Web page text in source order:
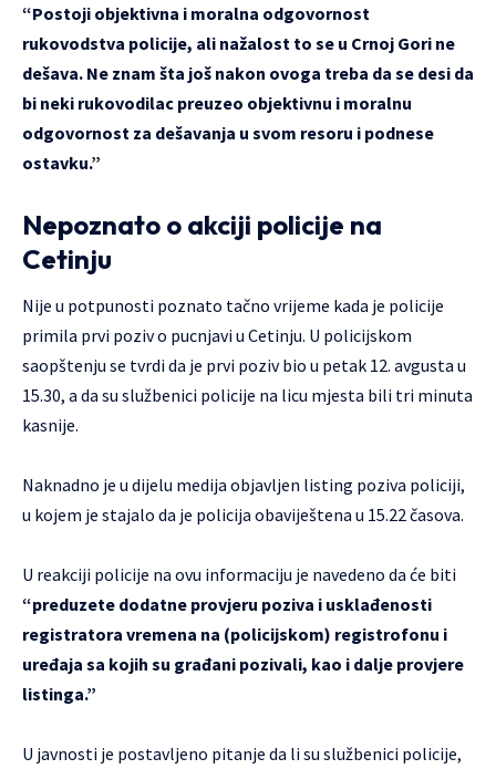
“Postoji objektivna i moralna odgovornost
rukovodstva policije, ali nažalost to se u Crnoj Gori ne
dešava. Ne znam šta još nakon ovoga treba da se desi da
bi neki rukovodilac preuzeo objektivnu i moralnu
odgovornost za dešavanja u svom resoru i podnese
ostavku.”
Nepoznato o akciji policije na
Cetinju
Nije u potpunosti poznato tačno vrijeme kada je policije
primila prvi poziv o pucnjavi u Cetinju. U policijskom
saopštenju se tvrdi da je prvi poziv bio u petak 12. avgusta u
15.30, a da su službenici policije na licu mjesta bili tri minuta
kasnije.
Naknadno je u dijelu medija objavljen listing poziva policiji,
u kojem je stajalo da je policija obaviještena u 15.22 časova.
U reakciji policije na ovu informaciju je navedeno da će biti
“preduzete dodatne provjeru poziva i usklađenosti
registratora vremena na (policijskom) registrofonu i
uređaja sa kojih su građani pozivali, kao i dalje provjere
listinga.”
U javnosti je postavljeno pitanje da li su službenici policije,